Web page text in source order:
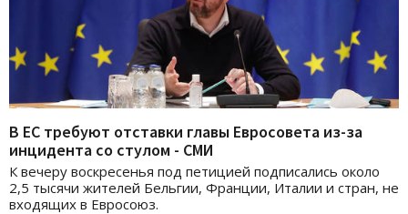
В ЕС требуют отставки главы Евросовета из-за
инцидента со стулом - СМИ
К вечеру воскресенья под петицией подписались около
2,5 тысячи жителей Бельгии, Франции, Италии и стран, не
входящих в Евросоюз.